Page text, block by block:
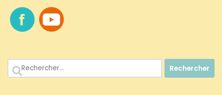
Rechercher :